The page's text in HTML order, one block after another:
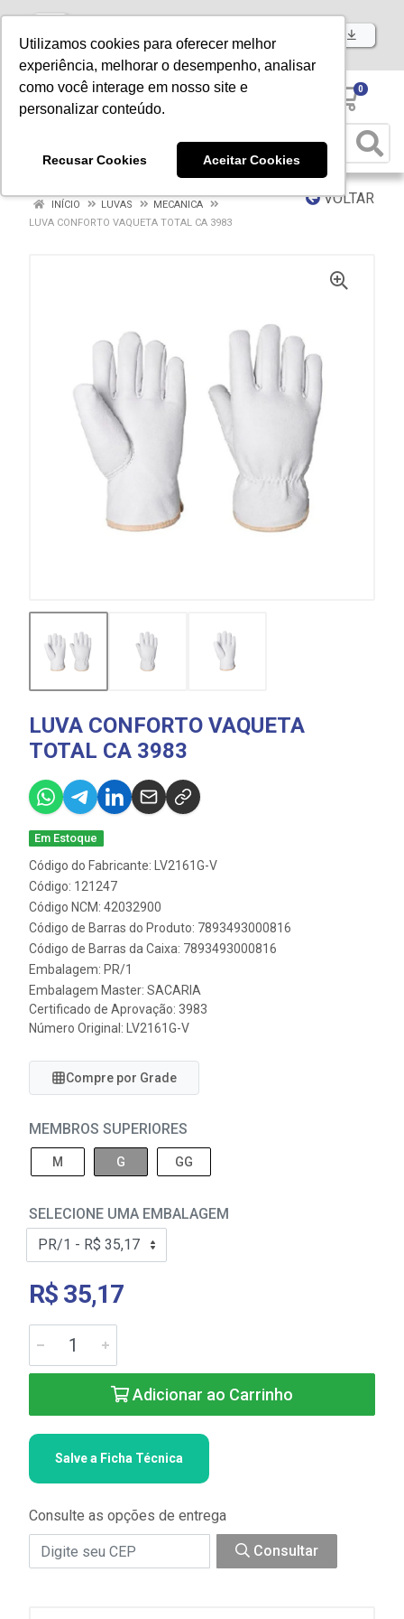
Utilizamos cookies para oferecer melhor
experiência, melhorar o desempenho, analisar
como você interage em nosso site e
personalizar conteúdo.
Recusar Cookies Aceitar Cookies
Baixe já nosso APP
0
VOLTAR
INÍCIO LUVAS
MECANICA
LUVA CONFORTO VAQUETA TOTAL CA 3983
LUVA CONFORTO VAQUETA
TOTAL CA 3983
Em Estoque
Código do Fabricante: LV2161G-V
Código: 121247
Código NCM: 42032900
Código de Barras do Produto: 7893493000816
Código de Barras da Caixa: 7893493000816
Embalagem: PR/1
Embalagem Master: SACARIA
Certificado de Aprovação: 3983
Número Original: LV2161G-V
Compre por Grade
MEMBROS SUPERIORES
M G GG
SELECIONE UMA EMBALAGEM
R$ 35,17
Adicionar ao Carrinho
Salve a Ficha Técnica
Consulte as opções de entrega
Consultar